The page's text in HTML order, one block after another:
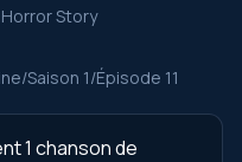
Story
/Saison 1/Épisode 11
1 chanson de